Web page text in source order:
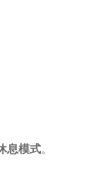
息模式。